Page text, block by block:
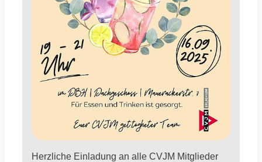
Herzliche Einladung an alle CVJM Mitglieder